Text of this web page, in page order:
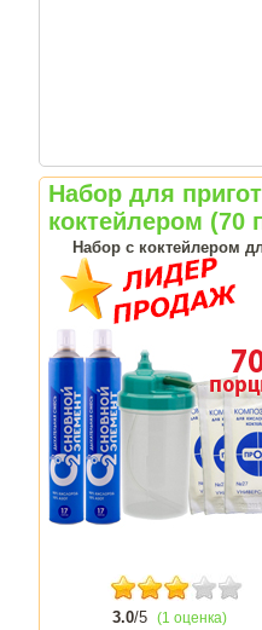
Набор для
коктейлером (70
Набор с коктейлером
3.0/5 (1 оценка)